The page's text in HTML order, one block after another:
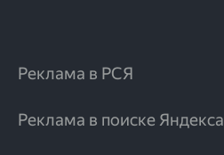
Реклама в РСЯ
Реклама в поиске Яндекса